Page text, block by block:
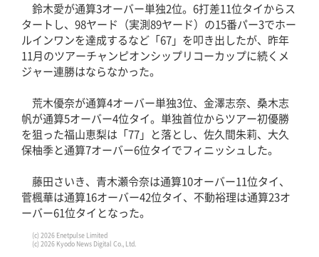
鈴木愛が通算3オーバー単独2位。6打差11位タイからス
タートし、98ヤード（実測89ヤード）の15番パー3でホー
ルインワンを達成するなど「67」を叩き出したが、昨年
11月のツアーチャンピオンシップリコーカップに続くメ
ジャー連勝はならなかった。
荒木優奈が通算4オーバー単独3位、金澤志奈、桑木志
帆が通算5オーバー4位タイ。単独首位からツアー初優勝
を狙った福山恵梨は「77」と落とし、佐久間朱莉、大久
保柚季と通算7オーバー6位タイでフィニッシュした。
藤田さいき、青木瀬令奈は通算10オーバー11位タイ、
菅楓華は通算16オーバー42位タイ、不動裕理は通算23オ
ーバー61位タイとなった。
(c) 2026 Enetpulse Limited
(c) 2026 Kyodo News Digital Co., Ltd.